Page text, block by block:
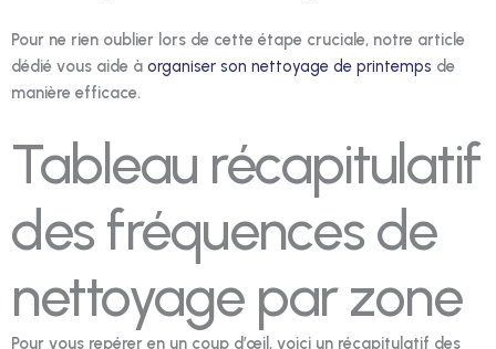
Pour ne rien oublier lors de cette étape cruciale, notre article
dédié vous aide à organiser son nettoyage de printemps de
manière efficace.
Tableau récapitulatif
des fréquences de
nettoyage par zone
Pour vous repérer en un coup d’œil, voici un récapitulatif des